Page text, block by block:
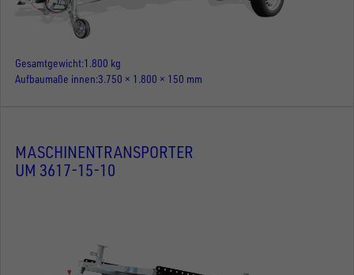
Gesamtgewicht 1.800 kg
Aufbaumaße innen 3.750 × 1.800 × 150 mm
MASCHINENTRANSPORTER
UM 3617-15-10